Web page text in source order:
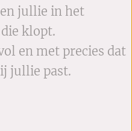
jullie in het
klopt.
en met precies dat
jullie past.